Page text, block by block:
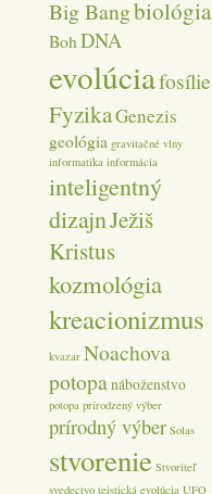
Big Bangbiológia
Boh DNA
evolúciafosílie
FyzikaGenezis
geológia gravitačné vlny
informatika informácia
inteligentný
dizajnJežiš
Kristus
kozmológia
kreacionizmus
kvazar Noachova
potopanáboženstvo
potopa prirodzený výber
prírodný výber Solas
stvorenie Stvoriteľ
svedectvo teistická evolúcia UFO